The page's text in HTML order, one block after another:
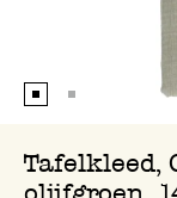
Tafelkleed,